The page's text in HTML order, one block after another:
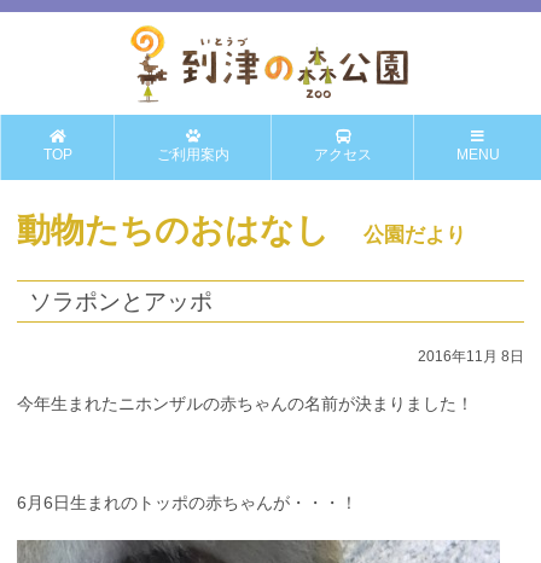
TOP ご利用案内 アクセス MENU
動物たちのおはなし 公園だより
ソラポンとアッポ
2016年11月 8日
今年生まれたニホンザルの赤ちゃんの名前が決まりました！
6月6日生まれのトッポの赤ちゃんが・・・！